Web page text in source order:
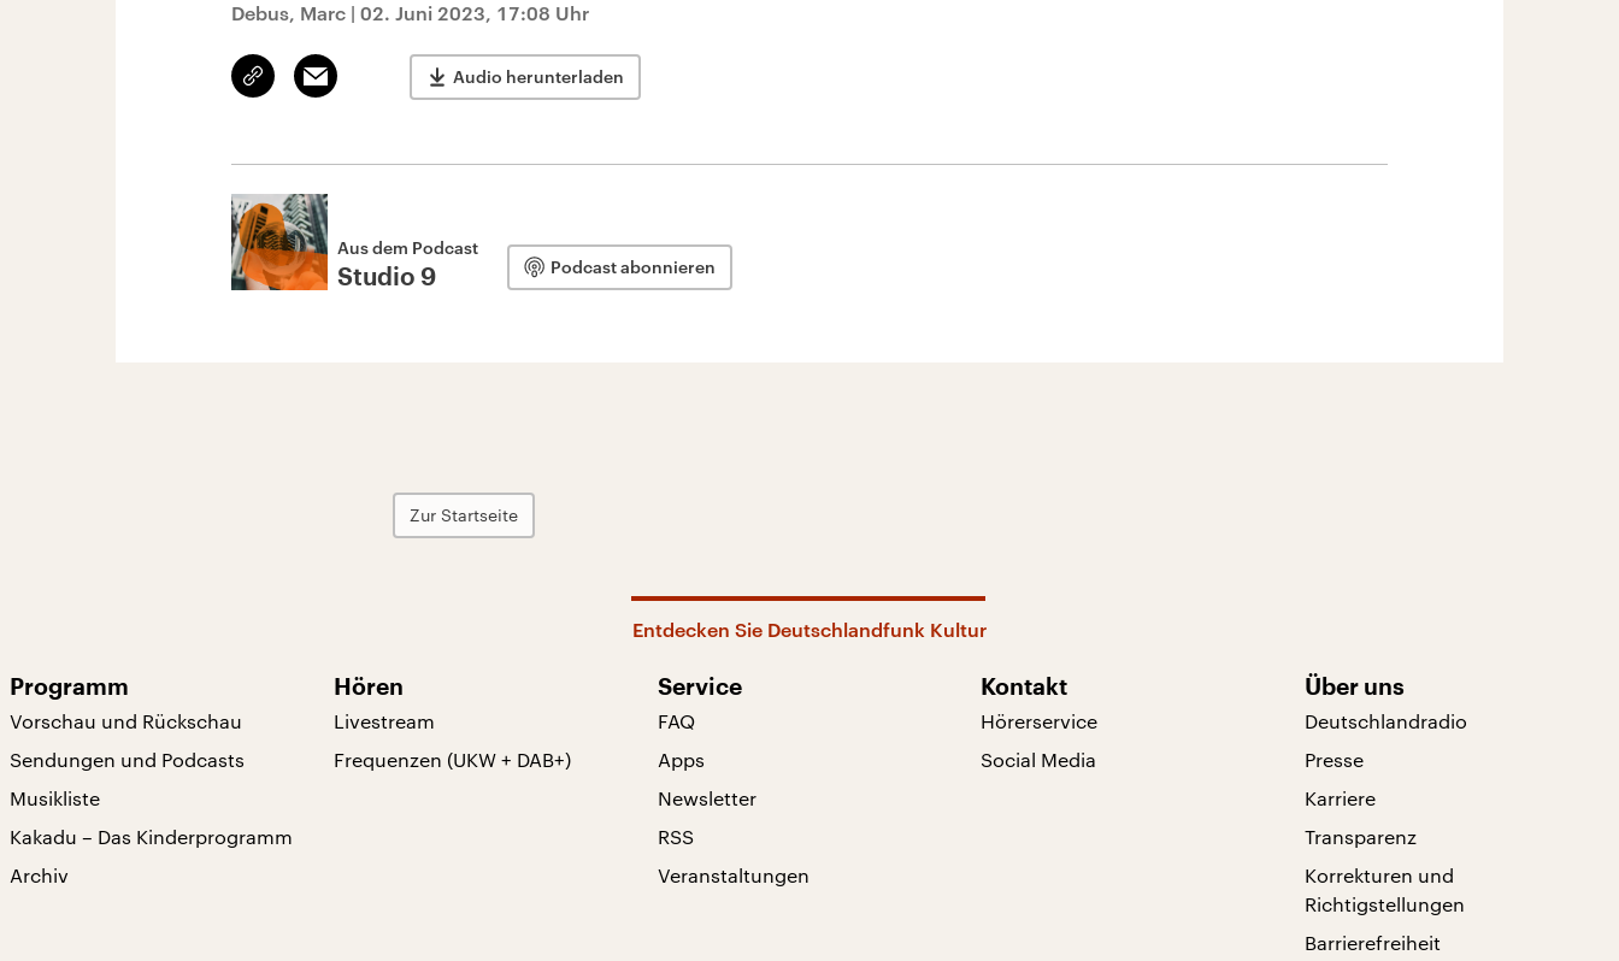
Debus, Marc | 02. Juni 2023, 17:08 Uhr
Link
kopieren/teilen
Email Audio herunterladen
Aus dem Podcast
Studio 9 Podcast abonnieren
Zur Startseite
Entdecken Sie Deutschlandfunk Kultur
Programm
Vorschau und Rückschau
Sendungen und Podcasts
Musikliste
Kakadu – Das Kinderprogramm
Archiv
Hören
Livestream
Frequenzen (UKW + DAB+)
Service
FAQ
Apps
Newsletter
RSS
Veranstaltungen
Kontakt
Hörerservice
Social Media
Über uns
Deutschlandradio
Presse
Karriere
Transparenz
Korrekturen und
Richtigstellungen
Barrierefreiheit